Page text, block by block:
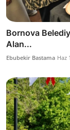
Bornova
Alan...
Ebubekir Bastama Haz